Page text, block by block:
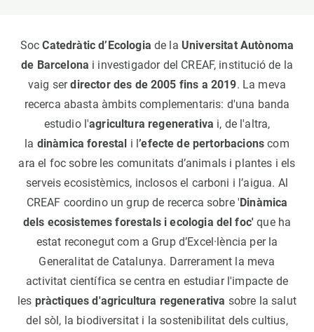
SocCatedràtic d’Ecologia de la Universitat Autònoma
de Barcelona i investigador del CREAF, institució de la
vaig serdirector des de 2005 fins a 2019. La meva
recerca abasta àmbits complementaris: d'una banda
estudio l'agricultura regenerativa i, de l'altra,
la dinàmica forestal i l’efecte de pertorbacions com
ara el foc sobre les comunitats d’animals i plantes i els
serveis ecosistèmics, inclosos el carboni i l’aigua. Al
CREAF coordino un grup de recerca sobre 'Dinàmica
dels ecosistemes forestals i ecologia del foc' que ha
estat reconegut com a Grup d’Excel·lència per la
Generalitat de Catalunya. Darrerament la meva
activitat científica se centra en estudiar l'impacte de
les pràctiques d'agricultura regenerativa sobre la salut
del sòl, la biodiversitat i la sostenibilitat dels cultius,